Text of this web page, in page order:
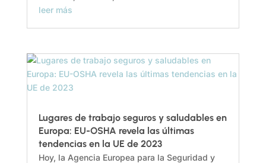
leer más
Lugares de trabajo seguros y saludables en
Europa: EU-OSHA revela las últimas
tendencias en la UE de 2023
Hoy, la Agencia Europea para la Seguridad y